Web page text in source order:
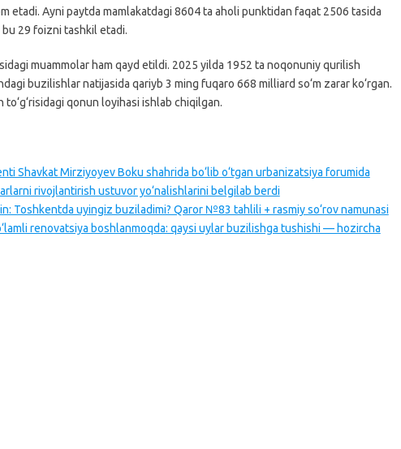
etadi. Ayni paytda mamlakatdagi 8604 ta aholi punktidan faqat 2506 tasida
bu 29 foizni tashkil etadi.
muammolar ham qayd etildi. 2025 yilda 1952 ta noqonuniy qurilish
buzilishlar natijasida qariyb 3 ming fuqaro 668 milliard so‘m zarar ko‘rgan.
qonun loyihasi ishlab chiqilgan.
Shavkat Mirziyoyev Boku shahrida bo‘lib o‘tgan urbanizatsiya forumida
rivojlantirish ustuvor yo‘nalishlarini belgilab berdi
Toshkentda uyingiz buziladimi? Qaror №83 tahlili + rasmiy so‘rov namunasi
renovatsiya boshlanmoqda: qaysi uylar buzilishga tushishi — hozircha